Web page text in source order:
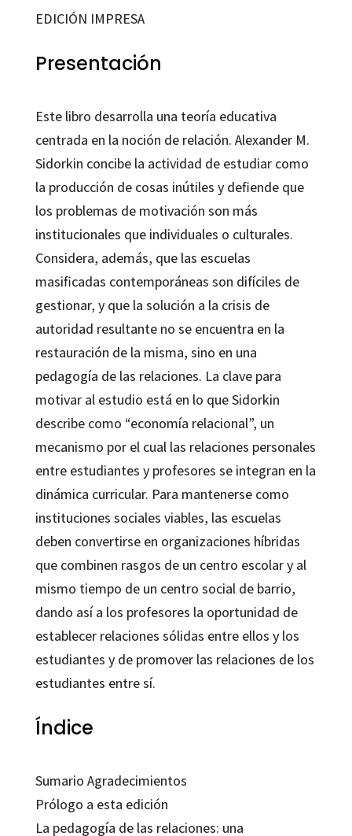
educativas
EDICIÓN IMPRESA
Presentación
Este libro desarrolla una teoría educativa
centrada en la noción de relación. Alexander M.
Sidorkin concibe la actividad de estudiar como
la producción de cosas inútiles y defiende que
los problemas de motivación son más
institucionales que individuales o culturales.
Considera, además, que las escuelas
masificadas contemporáneas son difíciles de
gestionar, y que la solución a la crisis de
autoridad resultante no se encuentra en la
restauración de la misma, sino en una
pedagogía de las relaciones. La clave para
motivar al estudio está en lo que Sidorkin
describe como “economía relacional”, un
mecanismo por el cual las relaciones personales
entre estudiantes y profesores se integran en la
dinámica curricular. Para mantenerse como
instituciones sociales viables, las escuelas
deben convertirse en organizaciones híbridas
que combinen rasgos de un centro escolar y al
mismo tiempo de un centro social de barrio,
dando así a los profesores la oportunidad de
establecer relaciones sólidas entre ellos y los
estudiantes y de promover las relaciones de los
estudiantes entre sí.
Índice
Sumario Agradecimientos
Prólogo a esta edición
La pedagogía de las relaciones: una